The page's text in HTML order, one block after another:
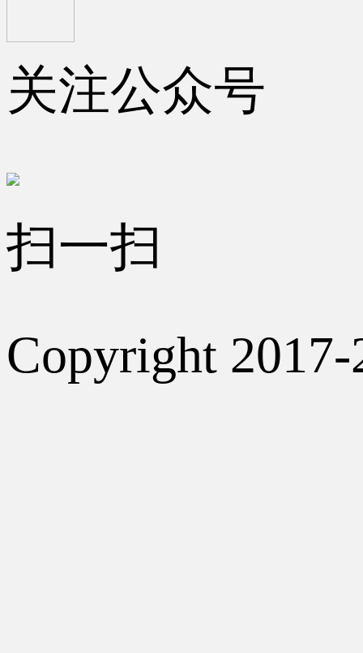
关注公众号
扫一扫
Copyright